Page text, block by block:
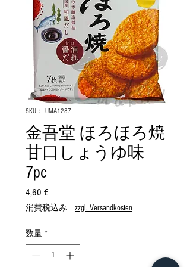
SKU： UMA1287
金吾堂 ほろほろ焼
甘口しょうゆ味
7pc
4,60 €価
格
消費税込み zzgl. Versandkosten
数量 *